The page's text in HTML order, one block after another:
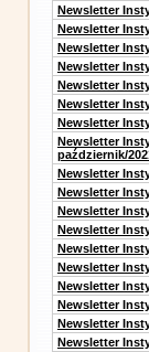
Newsletter
Newsletter
Newsletter
Newsletter
Newsletter
Newsletter
Newsletter
Newsletter
październik/
Newsletter
Newsletter
Newsletter
Newsletter
Newsletter
Newsletter
Newsletter
Newsletter
Newsletter
Newsletter